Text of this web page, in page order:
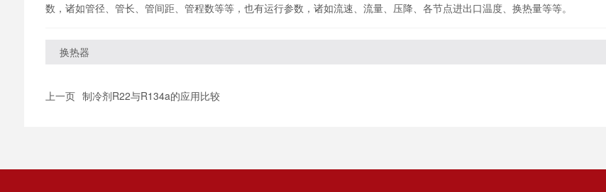
数，诸如管径、管长、管间距、管程数等等，也有运行参数，诸如流速、流量、压降、各节点进出口温度、换热量等等。
换热器
上一页 制冷剂R22与R134a的应用比较